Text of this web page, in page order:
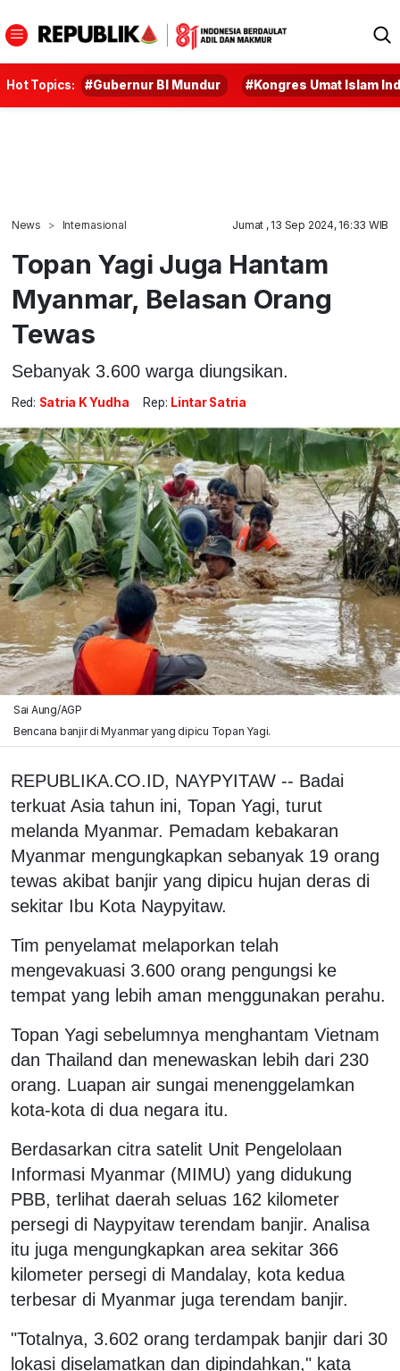
Hot Topics: #Gubernur BI Mundur #Kongres Umat Islam
News Internasional Jumat , 13 Sep 2024, 16:33 WIB
Topan Yagi Juga Hantam
Myanmar, Belasan Orang
Tewas
Sebanyak 3.600 warga diungsikan.
Red: Satria K Yudha Rep: Lintar Satria
Sai Aung/AGP
Bencana banjir di Myanmar yang dipicu Topan Yagi.
REPUBLIKA.CO.ID, NAYPYITAW -- Badai
terkuat Asia tahun ini, Topan Yagi, turut
melanda Myanmar. Pemadam kebakaran
Myanmar mengungkapkan sebanyak 19 orang
tewas akibat banjir yang dipicu hujan deras di
sekitar Ibu Kota Naypyitaw.
Tim penyelamat melaporkan telah
mengevakuasi 3.600 orang pengungsi ke
tempat yang lebih aman menggunakan perahu.
Topan Yagi sebelumnya menghantam Vietnam
dan Thailand dan menewaskan lebih dari 230
orang. Luapan air sungai menenggelamkan
kota-kota di dua negara itu.
Berdasarkan citra satelit Unit Pengelolaan
Informasi Myanmar (MIMU) yang didukung
PBB, terlihat daerah seluas 162 kilometer
persegi di Naypyitaw terendam banjir. Analisa
itu juga mengungkapkan area sekitar 366
kilometer persegi di Mandalay, kota kedua
terbesar di Myanmar juga terendam banjir.
"Totalnya, 3.602 orang terdampak banjir dari 30
lokasi diselamatkan dan dipindahkan," kata